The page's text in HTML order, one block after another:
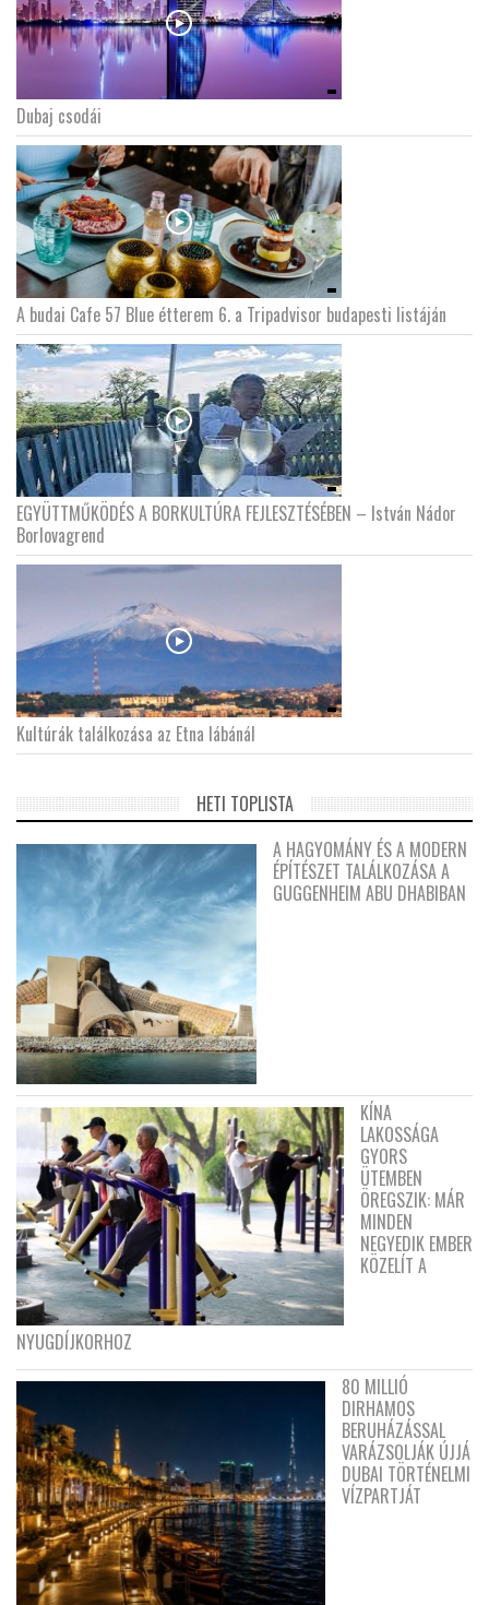
Dubaj csodái
A budai Cafe 57 Blue étterem 6. a Tripadvisor budapesti listáján
EGYÜTTMŰKÖDÉS A BORKULTÚRA FEJLESZTÉSÉBEN – István Nádor
Borlovagrend
Kultúrák találkozása az Etna lábánál
HETI TOPLISTA
A HAGYOMÁNY ÉS A MODERN
ÉPÍTÉSZET TALÁLKOZÁSA A
GUGGENHEIM ABU DHABIBAN
KÍNA
LAKOSSÁGA
GYORS
ÜTEMBEN
ÖREGSZIK: MÁR
MINDEN
NEGYEDIK EMBER
KÖZELÍT A
NYUGDÍJKORHOZ
80 MILLIÓ
DIRHAMOS
BERUHÁZÁSSAL
VARÁZSOLJÁK ÚJJÁ
DUBAI TÖRTÉNELMI
VÍZPARTJÁT